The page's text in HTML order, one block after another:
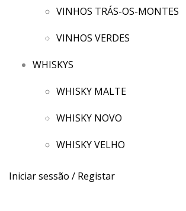
VINHOS TRÁS-OS-MONTES
VINHOS VERDES
WHISKYS
WHISKY MALTE
WHISKY NOVO
WHISKY VELHO
Iniciar sessão / Registar